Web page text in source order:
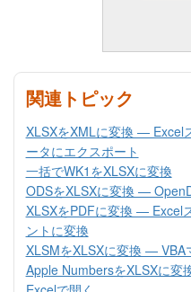
関連トピック
XLSXをXMLに変換 — Excel
ータにエクスポート
一括でWK1をXLSXに変換
ODSをXLSXに変換 —
XLSXをPDFに変換 — Excel
ントに変換
XLSMをXLSXに変換 — VBA
Apple NumbersをXLSXに